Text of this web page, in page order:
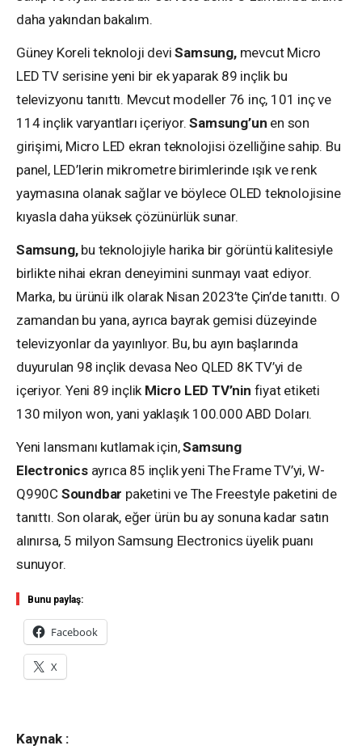
daha yakından bakalım.
Güney Koreli teknoloji deviSamsung,mevcut Micro
LED TV serisine yeni bir ek yaparak 89 inçlik bu
televizyonu tanıttı. Mevcut modeller 76 inç, 101 inç ve
114 inçlik varyantları içeriyor.Samsung’un en son
girişimi, Micro LED ekran teknolojisi özelliğine sahip. Bu
panel, LED’lerin mikrometre birimlerinde ışık ve renk
yaymasına olanak sağlar ve böylece OLED teknolojisine
kıyasla daha yüksek çözünürlük sunar.
Samsung,bu teknolojiyle harika bir görüntü kalitesiyle
birlikte nihai ekran deneyimini sunmayı vaat ediyor.
Marka, bu ürünü ilk olarak Nisan 2023’te Çin’de tanıttı. O
zamandan bu yana, ayrıca bayrak gemisi düzeyinde
televizyonlar da yayınlıyor. Bu, bu ayın başlarında
duyurulan 98 inçlik devasa Neo QLED 8K TV’yi de
içeriyor. Yeni 89 inçlik Micro LED TV’nin fiyat etiketi
130 milyon won, yani yaklaşık 100.000 ABD Doları.
Yeni lansmanı kutlamak için,Samsung
Electronicsayrıca 85 inçlik yeni The Frame TV’yi, W-
Q990C Soundbar paketini ve The Freestyle paketini de
tanıttı. Son olarak, eğer ürün bu ay sonuna kadar satın
alınırsa, 5 milyon Samsung Electronics üyelik puanı
sunuyor.
Bunu paylaş:
Facebook
X
Kaynak :